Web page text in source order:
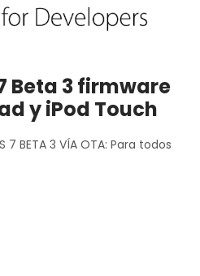
Beta 3 firmware
y iPod Touch
7 BETA 3 VÍA OTA: Para todos